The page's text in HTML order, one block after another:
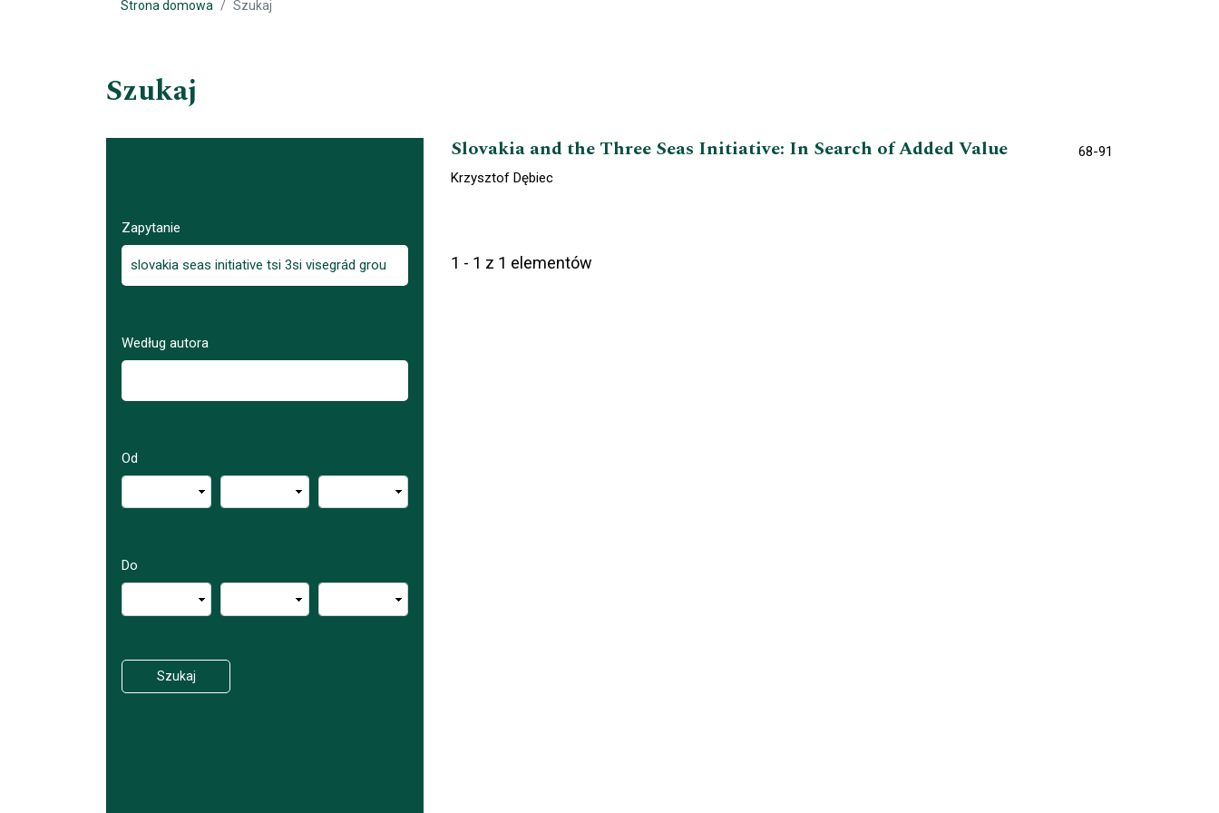
Strona domowa Szukaj
Szukaj
Zapytanie
Według autora
Od
Do
Szukaj
Slovakia and the Three Seas Initiative: In Search of Added Value
68-91
Krzysztof Dębiec
1 - 1 z 1 elementów